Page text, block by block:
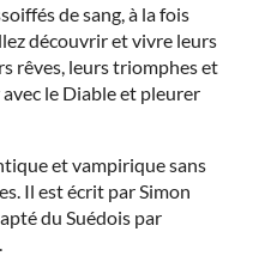
de sang, à la fois
découvrir et vivre leurs
rêves, leurs triomphes et
le Diable et pleurer
et vampirique sans
Il est écrit par Simon
du Suédois par